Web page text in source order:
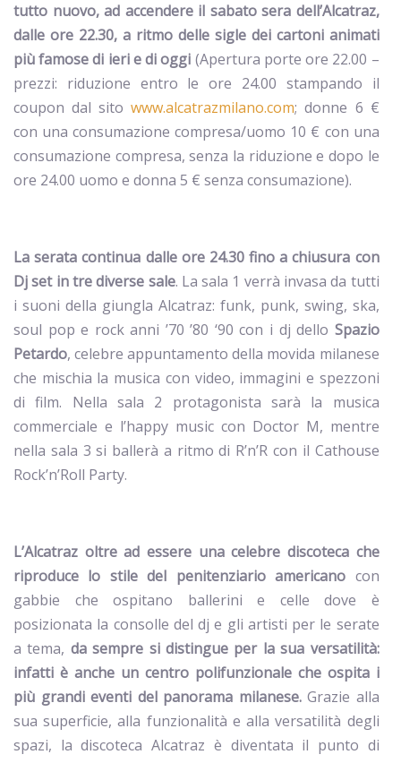
tutto nuovo, ad accendere il sabato sera dell’Alcatraz,
dalle ore 22.30, a ritmo delle sigle dei cartoni animati
più famose di ieri e di oggi (Apertura porte ore 22.00 –
prezzi: riduzione entro le ore 24.00 stampando il
coupon dal sitowww.alcatrazmilano.com; donne 6 €
con una consumazione compresa/uomo 10 € con una
consumazione compresa, senza la riduzione e dopo le
ore 24.00 uomo e donna 5 € senza consumazione).
La serata continua dalle ore 24.30 fino a chiusura con
Dj set in tre diverse sale. La sala 1 verrà invasa da tutti
i suoni della giungla Alcatraz: funk, punk, swing, ska,
soul pop e rock anni ’70 ’80 ‘90 con i dj dello Spazio
Petardo, celebre appuntamento della movida milanese
che mischia la musica con video, immagini e spezzoni
di film. Nella sala 2 protagonista sarà la musica
commerciale e l’happy music con Doctor M, mentre
nella sala 3 si ballerà a ritmo di R’n’R con il Cathouse
Rock’n’Roll Party.
L’Alcatraz oltre ad essere una celebre discoteca che
riproduce lo stile del penitenziario americano con
gabbie che ospitano ballerini e celle dove è
posizionata la consolle del dj e gli artisti per le serate
a tema, da sempre si distingue per la sua versatilità:
infatti è anche un centro polifunzionale che ospita i
più grandi eventi del panorama milanese.Grazie alla
sua superficie, alla funzionalità e alla versatilità degli
spazi, la discoteca Alcatraz è diventata il punto di